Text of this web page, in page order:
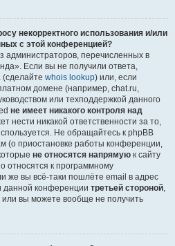
некорректного использования и/или
с этой конференцией?
администраторов, перечисленных в
Если вы не получили ответа,
whois lookup) или, если
домене (например, chat.ru,
или техподдержкой данного
не имеет никакого контроля над
нести никакой ответственности за то,
Не обращайтесь к phpBB
(о приостановке работы конференции,
не относятся напрямую к сайту
относятся к программному
же вы всё-таки пошлёте email в адрес
данной конференции третьей стороной,
вы можете вообще не получить